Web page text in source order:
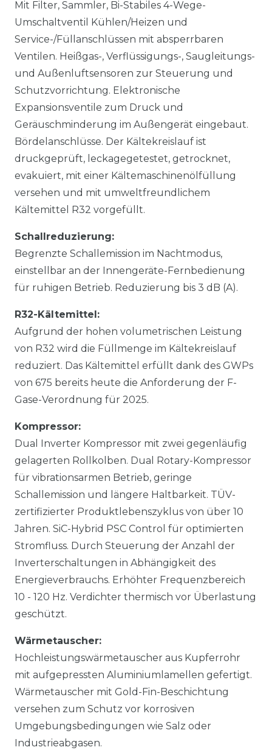
Mit Filter, Sammler, Bi-Stabiles 4-Wege-
Umschaltventil Kühlen/Heizen und
Service-/Füllanschlüssen mit absperrbaren
Ventilen. Heißgas-, Verflüssigungs-, Saugleitungs-
und Außenluftsensoren zur Steuerung und
Schutzvorrichtung. Elektronische
Expansionsventile zum Druck und
Geräuschminderung im Außengerät eingebaut.
Bördelanschlüsse. Der Kältekreislauf ist
druckgeprüft, leckagegetestet, getrocknet,
evakuiert, mit einer Kältemaschinenölfüllung
versehen und mit umweltfreundlichem
Kältemittel R32 vorgefüllt.
Schallreduzierung:
Begrenzte Schallemission im Nachtmodus,
einstellbar an der Innengeräte-Fernbedienung
für ruhigen Betrieb. Reduzierung bis 3 dB (A).
R32-Kältemittel:
Aufgrund der hohen volumetrischen Leistung
von R32 wird die Füllmenge im Kältekreislauf
reduziert. Das Kältemittel erfüllt dank des GWPs
von 675 bereits heute die Anforderung der F-
Gase-Verordnung für 2025.
Kompressor:
Dual Inverter Kompressor mit zwei gegenläufig
gelagerten Rollkolben. Dual Rotary-Kompressor
für vibrationsarmen Betrieb, geringe
Schallemission und längere Haltbarkeit. TÜV-
zertifizierter Produktlebenszyklus von über 10
Jahren. SiC-Hybrid PSC Control für optimierten
Stromfluss. Durch Steuerung der Anzahl der
Inverterschaltungen in Abhängigkeit des
Energieverbrauchs. Erhöhter Frequenzbereich
10 - 120 Hz. Verdichter thermisch vor Überlastung
geschützt.
Wärmetauscher:
Hochleistungswärmetauscher aus Kupferrohr
mit aufgepressten Aluminiumlamellen gefertigt.
Wärmetauscher mit Gold-Fin-Beschichtung
versehen zum Schutz vor korrosiven
Umgebungsbedingungen wie Salz oder
Industrieabgasen.